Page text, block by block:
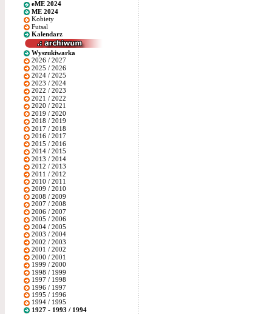
eME 2024
ME 2024
Kobiety
Futsal
Kalendarz
Wyszukiwarka
2026 / 2027
2025 / 2026
2024 / 2025
2023 / 2024
2022 / 2023
2021 / 2022
2020 / 2021
2019 / 2020
2018 / 2019
2017 / 2018
2016 / 2017
2015 / 2016
2014 / 2015
2013 / 2014
2012 / 2013
2011 / 2012
2010 / 2011
2009 / 2010
2008 / 2009
2007 / 2008
2006 / 2007
2005 / 2006
2004 / 2005
2003 / 2004
2002 / 2003
2001 / 2002
2000 / 2001
1999 / 2000
1998 / 1999
1997 / 1998
1996 / 1997
1995 / 1996
1994 / 1995
1927 - 1993 / 1994